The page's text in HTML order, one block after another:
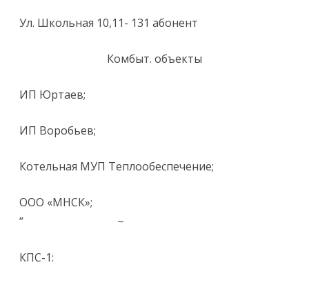
Ул. Школьная 10,11- 131 абонент
Комбыт. объекты
ИП Юртаев;
ИП Воробьев;
Котельная МУП Теплообеспечение;
ООО «МНСК»;
” ~
КПС-1: